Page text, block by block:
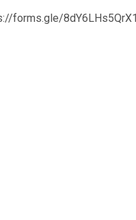
forms.gle/